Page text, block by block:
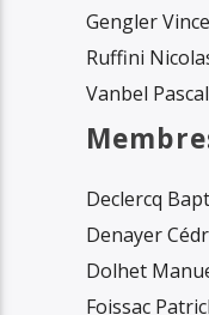
Gengler
Ruffini
Vanbel Pascal
Declercq
Denayer
Dolhet
Foissac